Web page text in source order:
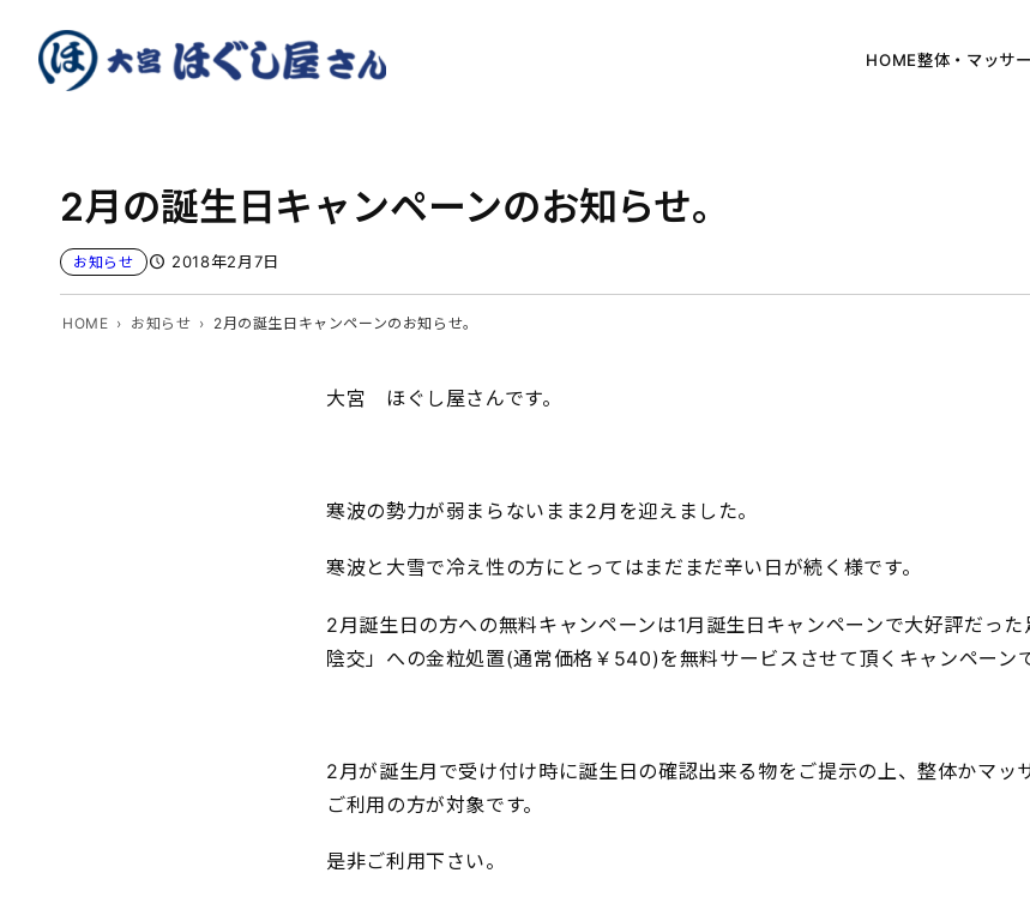
HOME整体・マッサ
2月の誕生日キャンペーンのお知らせ。
お知らせ 2018年2月7日
HOME お知らせ 2月の誕生日キャンペーンのお知らせ。
大宮 ほぐし屋さんです。
寒波の勢力が弱まらないまま2月を迎えました。
寒波と大雪で冷え性の方にとってはまだまだ辛い日が続く様です。
2月誕生日の方への無料キャンペーンは1月誕生日キャンペーンで大好評だっ
陰交」への金粒処置(通常価格￥540)を無料サービスさせて頂くキャンペーンで
2月が誕生月で受け付け時に誕生日の確認出来る物をご提示の上、整体かマッ
ご利用の方が対象です。
是非ご利用下さい。